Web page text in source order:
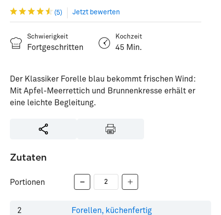
(5) Jetzt bewerten
Schwierigkeit
Fortgeschritten
Kochzeit
45 Min.
Der Klassiker Forelle blau bekommt frischen Wind:
Mit Apfel-Meerrettich und Brunnenkresse erhält er
eine leichte Begleitung.
Zutaten
Portionen
2
Forellen, küchenfertig